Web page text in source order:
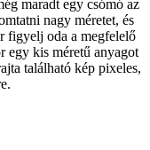
maradt egy csómó az
nagy méretet, és
figyelj oda a megfelelő
egy kis méretű anyagot
található kép pixeles,